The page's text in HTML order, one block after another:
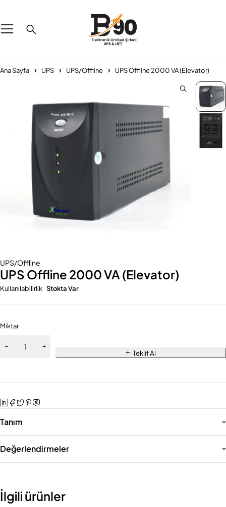
Ana Sayfa UPS UPS/Offline UPS Offline 2000 VA (Elevator)
UPS/Offline
UPS Offline 2000 VA (Elevator)
Kullanılabilirlik Stokta Var
Miktar
Teklif Al
Tanım
Değerlendirmeler
İlgili ürünler